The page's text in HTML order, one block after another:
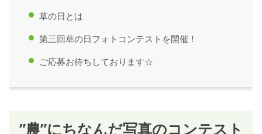
草の日とは
第三回草の日フォトコンテストを開催！
ご応募お待ちしております☆
”農”にちなんだ写真のコンテスト